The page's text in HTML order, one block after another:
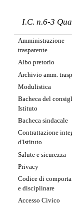
I.C. n.6-3
Amministrazione
trasparente
Albo pretorio
Archivio amm.
Modulistica
Bacheca del
Istituto
Bacheca sindacale
Contrattazione
d'Istituto
Salute e sicurezza
Privacy
Codice di
e disciplinare
Accesso Civico